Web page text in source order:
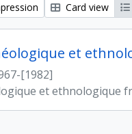
Card view
et
[1982]
et ethnologique